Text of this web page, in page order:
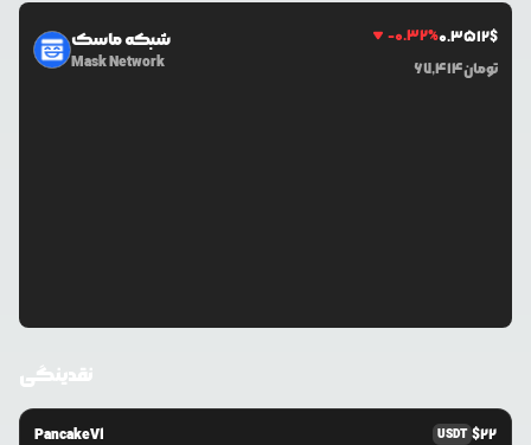
شبکه ماسک
Mask Network
-0.32%0.3512$
67,414تومان
نقدینگی
PancakeV1 USDT $22